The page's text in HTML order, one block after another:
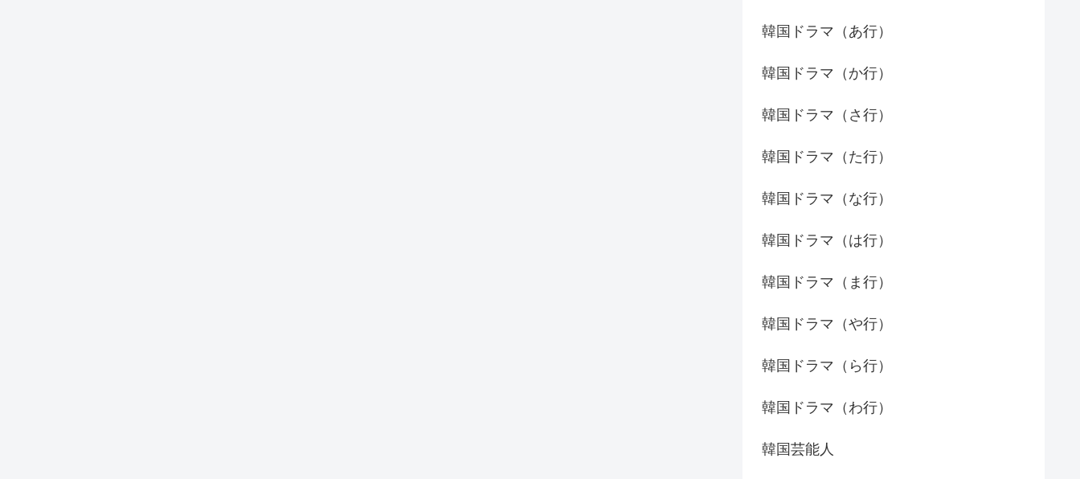
韓国ドラマ（あ行）
韓国ドラマ（か行）
韓国ドラマ（さ行）
韓国ドラマ（た行）
韓国ドラマ（な行）
韓国ドラマ（は行）
韓国ドラマ（ま行）
韓国ドラマ（や行）
韓国ドラマ（ら行）
韓国ドラマ（わ行）
韓国芸能人